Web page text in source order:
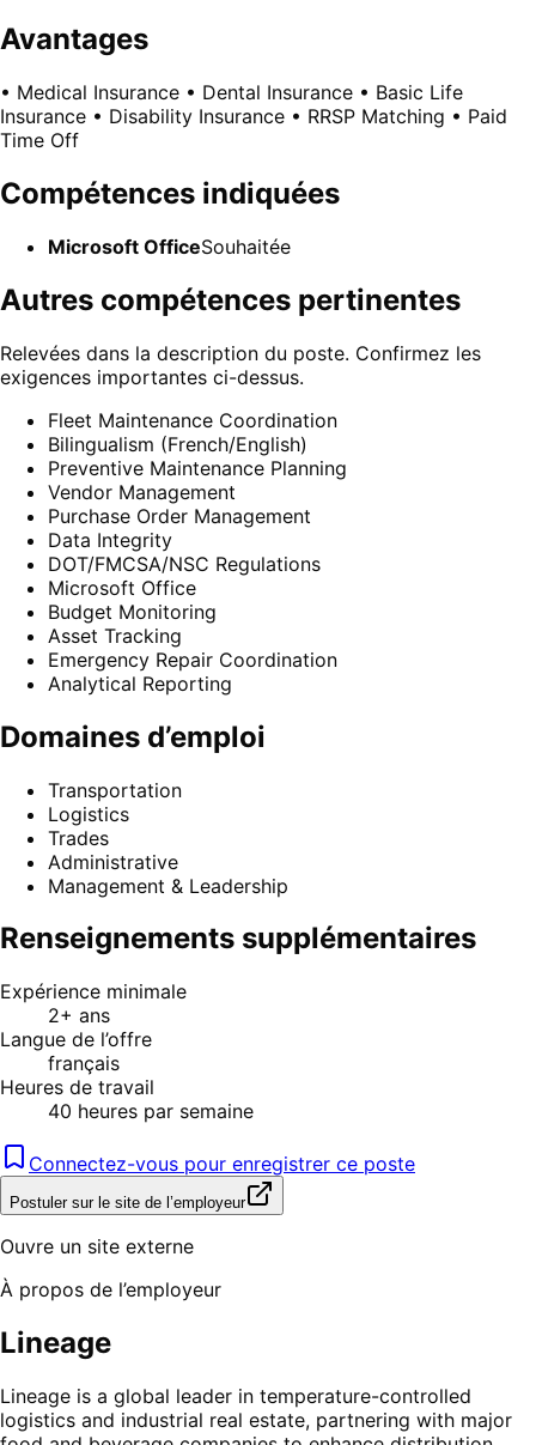
Avantages
• Medical Insurance • Dental Insurance • Basic Life
Insurance • Disability Insurance • RRSP Matching • Paid
Time Off
Compétences indiquées
Microsoft OfficeSouhaitée
Autres compétences pertinentes
Relevées dans la description du poste. Confirmez les
exigences importantes ci-dessus.
Fleet Maintenance Coordination
Bilingualism (French/English)
Preventive Maintenance Planning
Vendor Management
Purchase Order Management
Data Integrity
DOT/FMCSA/NSC Regulations
Microsoft Office
Budget Monitoring
Asset Tracking
Emergency Repair Coordination
Analytical Reporting
Domaines d’emploi
Transportation
Logistics
Trades
Administrative
Management & Leadership
Renseignements supplémentaires
Expérience minimale
2+ ans
Langue de l’offre
français
Heures de travail
40 heures par semaine
Connectez-vous pour enregistrer ce poste
Postuler sur le site de l’employeur
Ouvre un site externe
À propos de l’employeur
Lineage
Lineage is a global leader in temperature-controlled
logistics and industrial real estate, partnering with major